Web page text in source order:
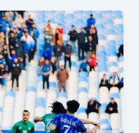
ضد
دهوك
اليوم
غياب
مؤثر
وصراع
مراكز
في